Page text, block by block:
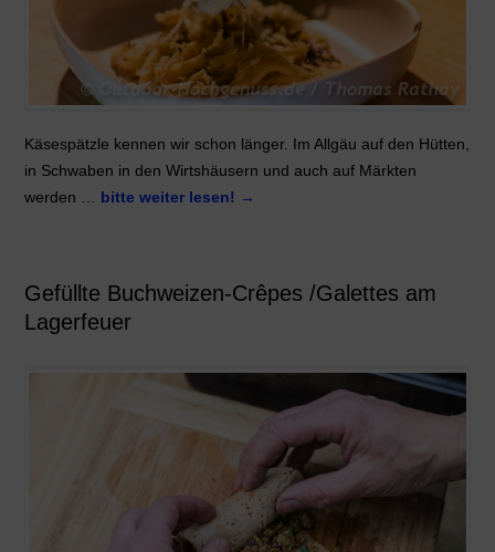
Käsespätzle kennen wir schon länger. Im Allgäu auf den Hütten,
in Schwaben in den Wirtshäusern und auch auf Märkten
werden … bitte weiter lesen! →
Gefüllte Buchweizen-Crêpes /Galettes am
Lagerfeuer